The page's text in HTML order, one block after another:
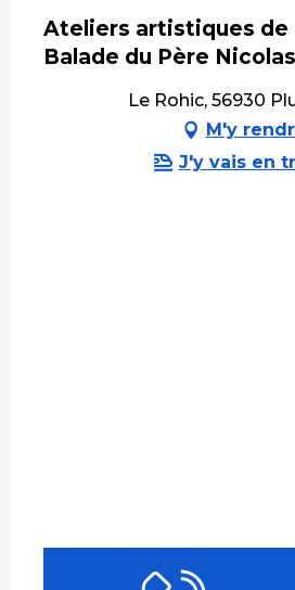
Ateliers artistiques de
Balade du Père Nicolas
Le Rohic, 56930
M'y
J'y vais en